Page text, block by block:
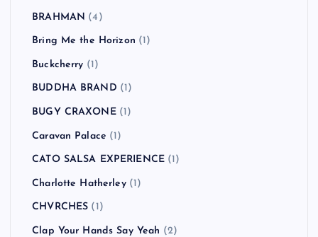
BRAHMAN (4)
Bring Me the Horizon (1)
Buckcherry (1)
BUDDHA BRAND (1)
BUGY CRAXONE(1)
Caravan Palace (1)
CATO SALSA EXPERIENCE (1)
Charlotte Hatherley(1)
CHVRCHES (1)
Clap Your Hands Say Yeah (2)